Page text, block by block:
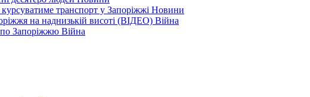
транспорт у Запоріжжі Новини
на наднизькій висоті (ВІДЕО) Війна
по Запоріжжю Війна